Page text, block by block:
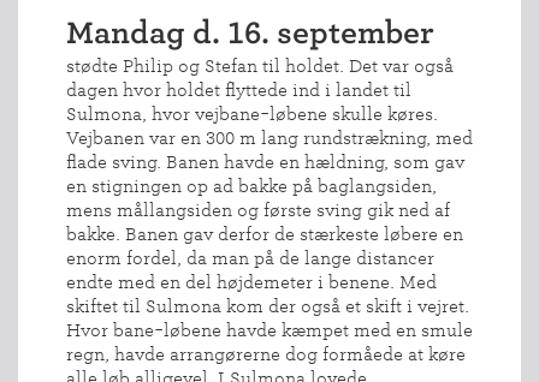
Mandag d. 16. september
stødte Philip og Stefan til holdet. Det var også
dagen hvor holdet flyttede ind i landet til
Sulmona, hvor vejbane-løbene skulle køres.
Vejbanen var en 300 m lang rundstrækning, med
flade sving. Banen havde en hældning, som gav
en stigningen op ad bakke på baglangsiden,
mens mållangsiden og første sving gik ned af
bakke. Banen gav derfor de stærkeste løbere en
enorm fordel, da man på de lange distancer
endte med en del højdemeter i benene. Med
skiftet til Sulmona kom der også et skift i vejret.
Hvor bane-løbene havde kæmpet med en smule
regn, havde arrangørerne dog formåede at køre